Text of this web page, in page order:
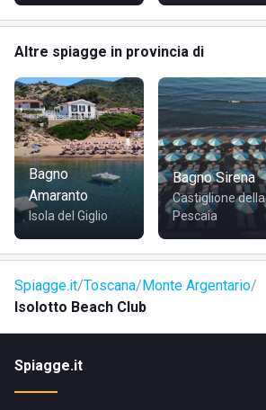
Altre spiagge in provincia di
Bagno
Amaranto
Isola del Giglio
Bagno Sirena
Castiglione della
Pescaia
Spiagge.it Toscana Monte Argentario
Isolotto Beach Club
Spiagge.it